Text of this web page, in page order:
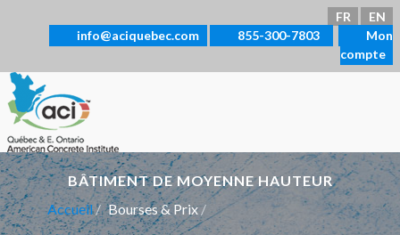
FR
EN
info@aciquebec.com
855-300-7803
Mon
compte
BÂTIMENT DE MOYENNE HAUTEUR
Accueil
Bourses & Prix